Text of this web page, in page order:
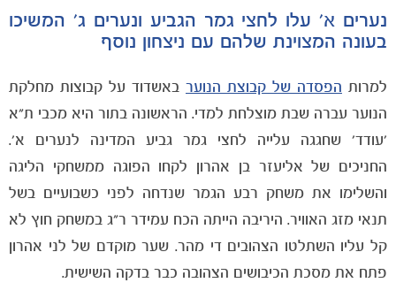
הקבוצות
נערים א' עלו לחצי גמר הגביע ונערים ג' המשיכו
בעונה המצוינת שלהם עם ניצחון נוסף
למרות הפסדה של קבוצת הנוער באשדוד על קבוצות מחלקת
הנוער עברה שבת מוצלחת למדי. הראשונה בתור היא מכבי ת"א
'עודד' שחגגה עלייה לחצי גמר גביע המדינה לנערים א'.
החניכים של אליעזר בן אהרון לקחו הפוגה ממשחקי הליגה
והשלימו את משחק רבע הגמר שנדחה לפני כשבועיים בשל
תנאי מזג האוויר. היריבה הייתה הכח עמידר ר"ג במשחק חוץ לא
קל עליו השתלטו הצהובים די מהר. שער מוקדם של לני אהרון
פתח את מסכת הכיבושים הצהובה כבר בדקה השישית.